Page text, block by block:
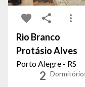
Rio Branco
Protásio Alves
Porto Alegre - RS
2